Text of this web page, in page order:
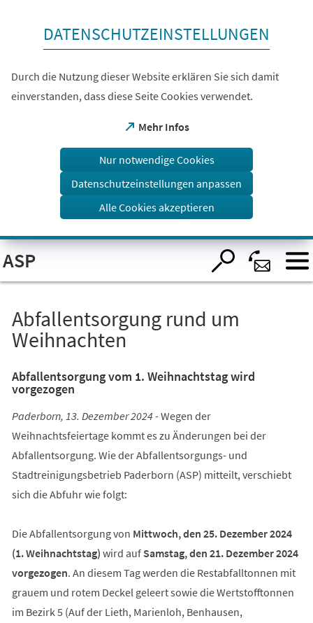
Visuelle
Assistenzsoftware
öffnen.
DATENSCHUTZEINSTELLUNGEN
Durch die Nutzung dieser Website erklären Sie sich damit
einverstanden, dass diese Seite Cookies verwendet.
Mehr Infos
(Öffnet
einem
Tab)
Nur notwendige Cookies
Datenschutzeinstellungen anpassen
Alle Cookies akzeptieren
ASP
Abfallentsorgung rund um
Weihnachten
Abfallentsorgung vom 1. Weihnachtstag wird
vorgezogen
Paderborn, 13. Dezember 2024 -Wegen der
Weihnachtsfeiertage kommt es zu Änderungen bei der
Abfallentsorgung. Wie der Abfallentsorgungs- und
Stadtreinigungsbetrieb Paderborn (ASP) mitteilt, verschiebt
sich die Abfuhr wie folgt:
Die Abfallentsorgung von Mittwoch, den 25. Dezember 2024
(1. Weihnachtstag) wird auf Samstag, den 21. Dezember 2024
vorgezogen. An diesem Tag werden die Restabfalltonnen mit
grauem und rotem Deckel geleert sowie die Wertstofftonnen
im Bezirk 5 (Auf der Lieth, Marienloh, Benhausen,